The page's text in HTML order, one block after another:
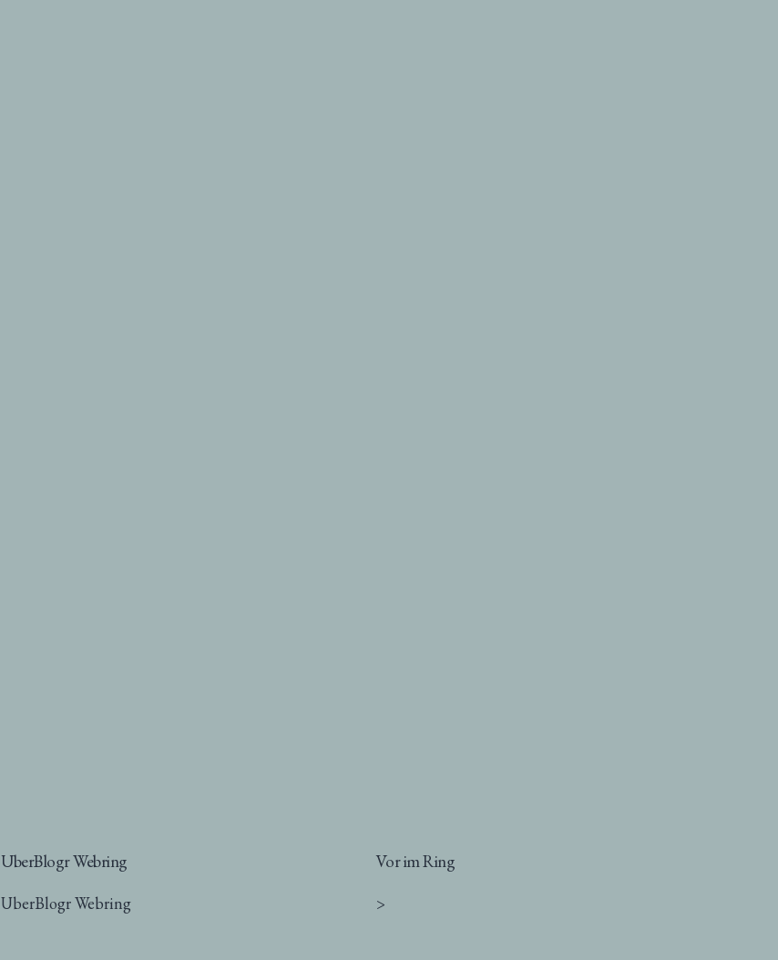
UberBlogr Webring
UberBlogr Webring
Vor im Ring
>